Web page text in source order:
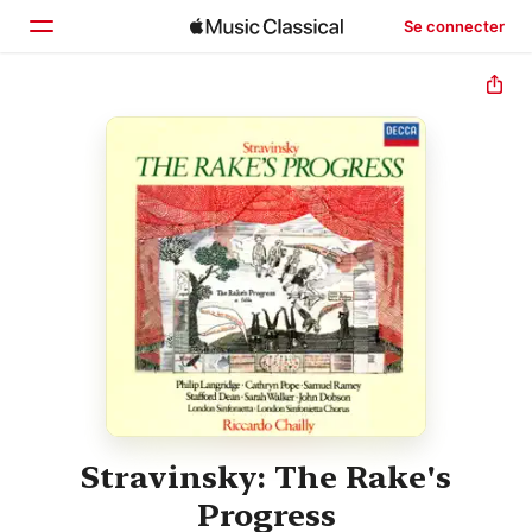
Se connecter
Accueil
Parcourir
Rechercher
Stravinsky: The Rake's
Progress